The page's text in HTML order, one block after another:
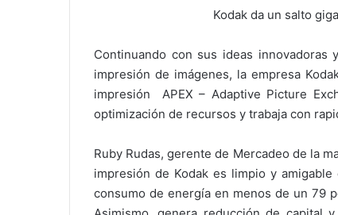
Kodak da un salto
Continuando con sus ideas
impresión de imágenes, la empresa
impresión APEX – Adaptive Picture
optimización de recursos y trabaja con
Ruby Rudas, gerente de Mercadeo de la
impresión de Kodak es limpio y
consumo de energía en menos de un 79